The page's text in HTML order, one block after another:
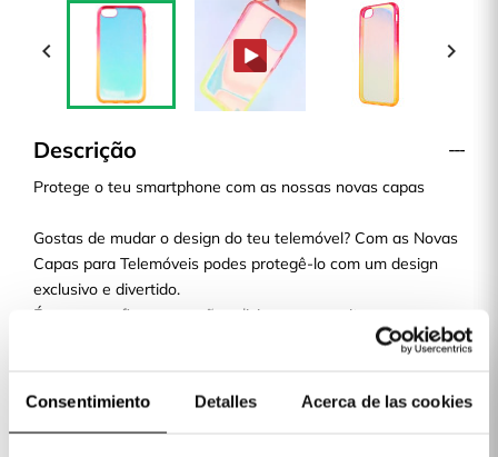
Consentimiento Detalles Acerca de las cookies
 
Descrição
Protege o teu smartphone com as nossas novas capas
Gostas de mudar o design do teu telemóvel? Com as Novas
Capas para Telemóveis podes protegê-lo com um design
exclusivo e divertido.
É uma capa fina e que não adiciona nem muito peso nem
volume ao teu smartphone. Qualquer design ou modelo da
Envio em 48H